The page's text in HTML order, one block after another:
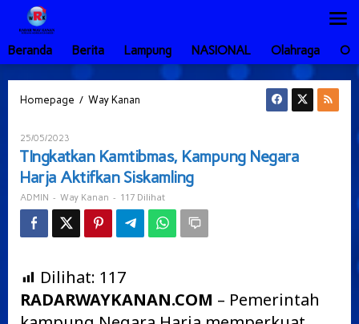
Lewati
konten
Beranda
Berita Lampung NASIONAL Olahraga
Homepage / Way Kanan
Harja
Aktifkan
Siskamling
25/05/2023
ADMIN
TIngkatkan Kamtibmas, Kampung Negara
Harja Aktifkan Siskamling
ADMIN - Way Kanan - 117 Dilihat
Dilihat: 117
RADARWAYKANAN.COM – Pemerintah